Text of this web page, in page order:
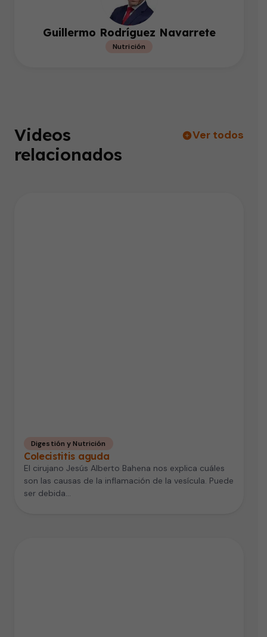
Guillermo Rodríguez Navarrete
Nutrición
Videos
relacionados
Ver todos
Digestión y Nutrición
Colecistitis aguda
El cirujano Jesús Alberto Bahena nos explica cuáles
son las causas de la inflamación de la vesícula. Puede
ser debida…